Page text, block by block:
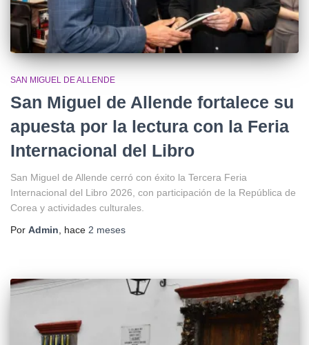
SAN MIGUEL DE ALLENDE
San Miguel de Allende fortalece su
apuesta por la lectura con la Feria
Internacional del Libro
San Miguel de Allende cerró con éxito la Tercera Feria
Internacional del Libro 2026, con participación de la República de
Corea y actividades culturales.
Por Admin , hace 2 meses